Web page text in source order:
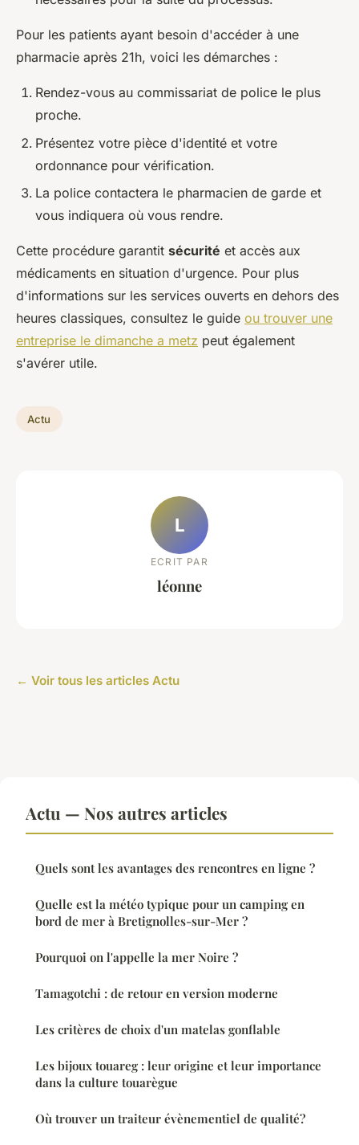
Pour les patients ayant besoin d'accéder à une
pharmacie après 21h, voici les démarches :
Rendez-vous au commissariat de police le plus
proche.
Présentez votre pièce d'identité et votre
ordonnance pour vérification.
La police contactera le pharmacien de garde et
vous indiquera où vous rendre.
Cette procédure garantit sécurité et accès aux
médicaments en situation d'urgence. Pour plus
d'informations sur les services ouverts en dehors des
heures classiques, consultez le guide ou trouver une
entreprise le dimanche a metz peut également
s'avérer utile.
Actu
L
ECRIT PAR
léonne
← Voir tous les articles Actu
Actu — Nos autres articles
Quels sont les avantages des rencontres en ligne ?
Quelle est la météo typique pour un camping en
bord de mer à Bretignolles-sur-Mer ?
Pourquoi on l'appelle la mer Noire ?
Tamagotchi : de retour en version moderne
Les critères de choix d'un matelas gonflable
Les bijoux touareg : leur origine et leur importance
dans la culture touarègue
Où trouver un traiteur évènementiel de qualité?